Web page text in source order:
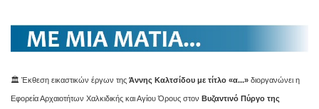
🏛️ Έκθεση εικαστικών έργων της Άννης Καλτσίδου με τίτλο «α...» διοργανώνει η
Εφορεία Αρχαιοτήτων Χαλκιδικής και Αγίου Όρους στον Βυζαντινό Πύργο της